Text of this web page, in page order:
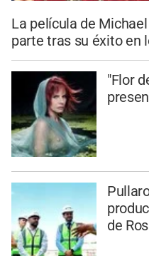
La película de
parte tras su éxito en
"Flor
de